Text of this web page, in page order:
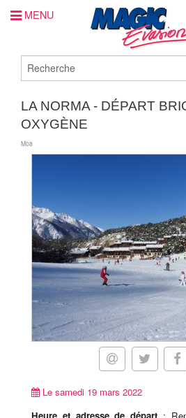
MENU
LA NORMA - DÉPART
OXYGÈNE
M08
Le samedi 19 mars 2022